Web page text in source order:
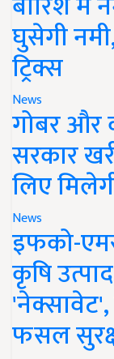
घुसेगी
ट्रिक्स
News
गोबर और
सरकार
लिए
News
इफको-
कृषि
'नेक्सावेट',
फसल